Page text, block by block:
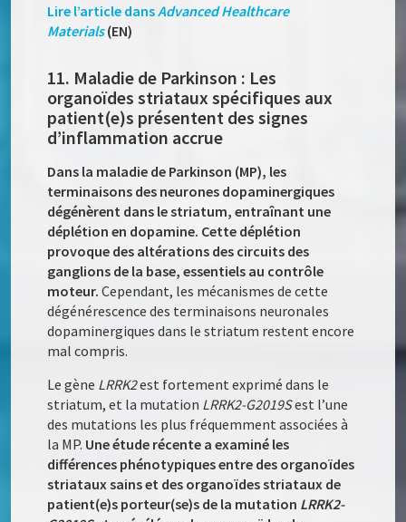
Lire l’article dansAdvanced Healthcare
Materials(EN)
11. Maladie de Parkinson : Les
organoïdes striataux spécifiques aux
patient(e)s présentent des signes
d’inflammation accrue
Dans la maladie de Parkinson (MP), les
terminaisons des neurones dopaminergiques
dégénèrent dans le striatum, entraînant une
déplétion en dopamine. Cette déplétion
provoque des altérations des circuits des
ganglions de la base, essentiels au contrôle
moteur. Cependant, les mécanismes de cette
dégénérescence des terminaisons neuronales
dopaminergiques dans le striatum restent encore
mal compris.
Le gène LRRK2est fortement exprimé dans le
striatum, et la mutation LRRK2-G2019Sest l’une
des mutations les plus fréquemment associées à
la MP. Une étude récente a examiné les
différences phénotypiques entre des organoïdes
striataux sains et des organoïdes striataux de
patient(e)s porteur(se)s de la mutation LRRK2-